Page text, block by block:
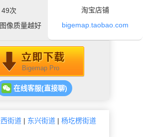
49次
像质量越好
Bigemap Pro
在线客服(直接聊)
街道 | 东兴街道 | 杨圪楞街道
淘宝店铺
bigemap.taobao.com